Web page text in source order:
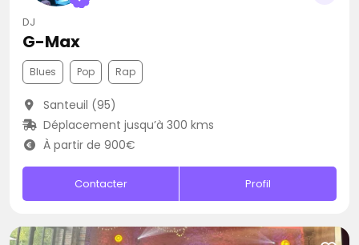
DJ
G-Max
Blues Pop Rap
Santeuil (95)
Déplacement jusqu’à 300 kms
À partir de 900€
Contacter Profil